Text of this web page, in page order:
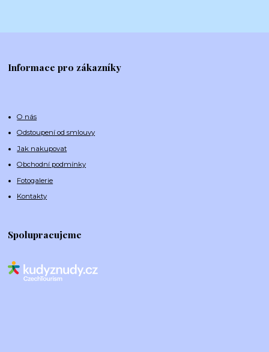
Informace pro zákazníky
O nás
Odstoupení od smlouvy
Jak nakupovat
Obchodní podmínky
Fotogalerie
Kontakty
Spolupracujeme